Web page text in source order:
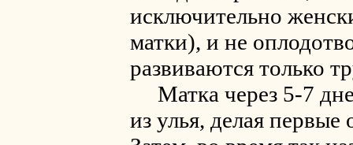
исключительно
матки), и не
развиваются только
Матка через 5-7
из улья, делая